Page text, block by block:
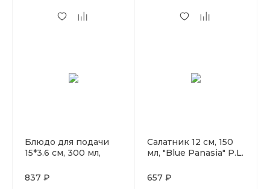
Блюдо для подачи
15*3.6 см, 300 мл,
Proff Cuisine
837 ₽
Салатник 12 см, 150
мл, "Blue Panasia" P.L.
657 ₽